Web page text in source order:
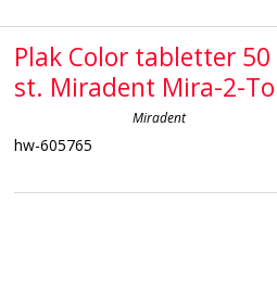
Plak Color tabletter 50
st. Miradent Mira-2-
Miradent
hw-605765